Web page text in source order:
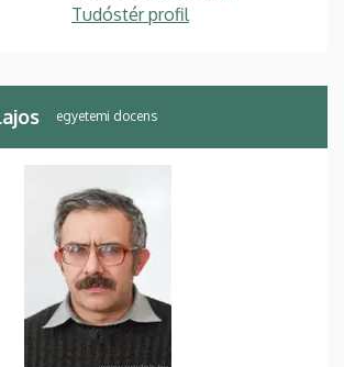
Tudóstér profil
egyetemi docens